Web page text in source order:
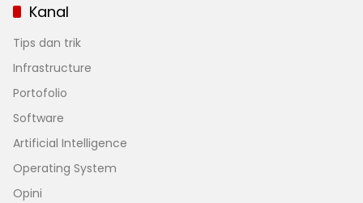
Kanal
Tips dan trik
Infrastructure
Portofolio
Software
Artificial Intelligence
Operating System
Opini